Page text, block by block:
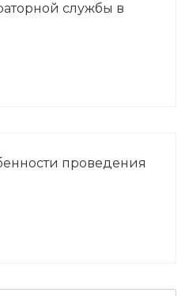
службы в
проведения